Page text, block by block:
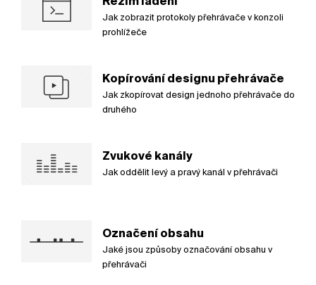
Jak zobrazit protokoly přehrávače v konzoli
prohlížeče
Kopírování designu přehrávače
Jak zkopírovat design jednoho přehrávače do
druhého
Zvukové kanály
Jak oddělit levý a pravý kanál v přehrávači
Označení obsahu
Jaké jsou způsoby označování obsahu v
přehrávači